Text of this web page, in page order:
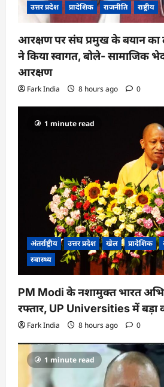
उत्तर प्रदेश प्रादेशिक राजनीति राष्ट्रीय
आरक्षण पर संघ प्रमुख के बयान का
ने किया स्वागत, बोले- सामाजिक
आरक्षण
Fark India 8 hours ago 0
1 minute read
अंतर्राष्ट्रीय उत्तर प्रदेश खेल प्रादेशिक
स्वास्थ्य
PM Modi के नशामुक्त भारत
रफ्तार, UP Universities में बड़ा
Fark India 8 hours ago 0
1 minute read